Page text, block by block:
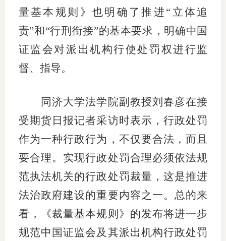
量基本规则》也明确了推进“立体追
责”和“行刑衔接”的基本要求，明确中国
证监会对派出机构行使处罚权进行监
督、指导。
同济大学法学院副教授刘春彦在接
受期货日报记者采访时表示，行政处罚
作为一种行政行为，不仅要合法，而且
要合理。实现行政处罚合理必须依法规
范执法机关的行政处罚裁量，这是推进
法治政府建设的重要内容之一。总的来
看，《裁量基本规则》的发布将进一步
规范中国证监会及其派出机构行政处罚